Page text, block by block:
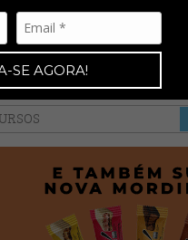
SE AGORA!
•NAS BANCAS